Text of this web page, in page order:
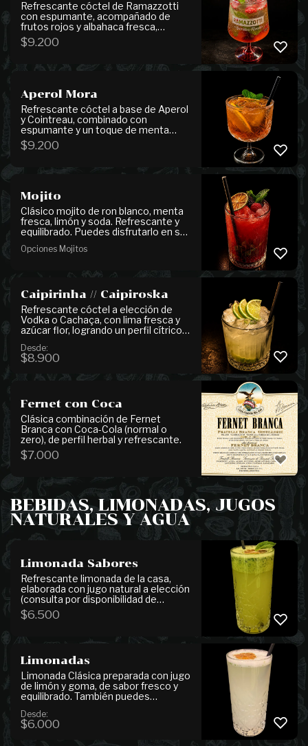
Refrescante cóctel de Ramazzotti
con espumante, acompañado de
frutos rojos y albahaca fresca,
logrando un perfil frutal, herbal y
agradable al paladar.
$9.200
Aperol Mora
Refrescante cóctel a base de Aperol
y Cointreau, combinado con
espumante y un toque de menta
fresca, logrando un perfil cítrico,
ligero y muy aromático.
$9.200
Mojito
Clásico mojito de ron blanco, menta
fresca, limón y soda. Refrescante y
equilibrado. Puedes disfrutarlo en su
frutal de tu preferencia para un toque
versión 0° alcohol.
Opciones Mojitos
Caipirinha // Caipiroska
Refrescante cóctel a elección de
Vodka o Cachaça, con lima fresca y
azúcar flor, logrando un perfil cítrico,
Desde:
$8.900
Fernet con Coca
Clásica combinación de Fernet
Branca con Coca-Cola (normal o
zero), de perfil herbal y refrescante.
$7.000
BEBIDAS, LIMONADAS, JUGOS
NATURALES Y AGUA
Limonada Sabores
Refrescante limonada de la casa,
elaborada con jugo natural a elección
(consulta por disponibilidad de
sabores) y menta fresca. Puedes
personalizarla agregando albahaca y
aromático y natural.
$6.500
Limonadas
Limonada Clásica preparada con jugo
de limón y goma, de sabor fresco y
equilibrado. También puedes
limón, menta y jengibre, una
combinación que aporta notas más
Desde:
$6.000